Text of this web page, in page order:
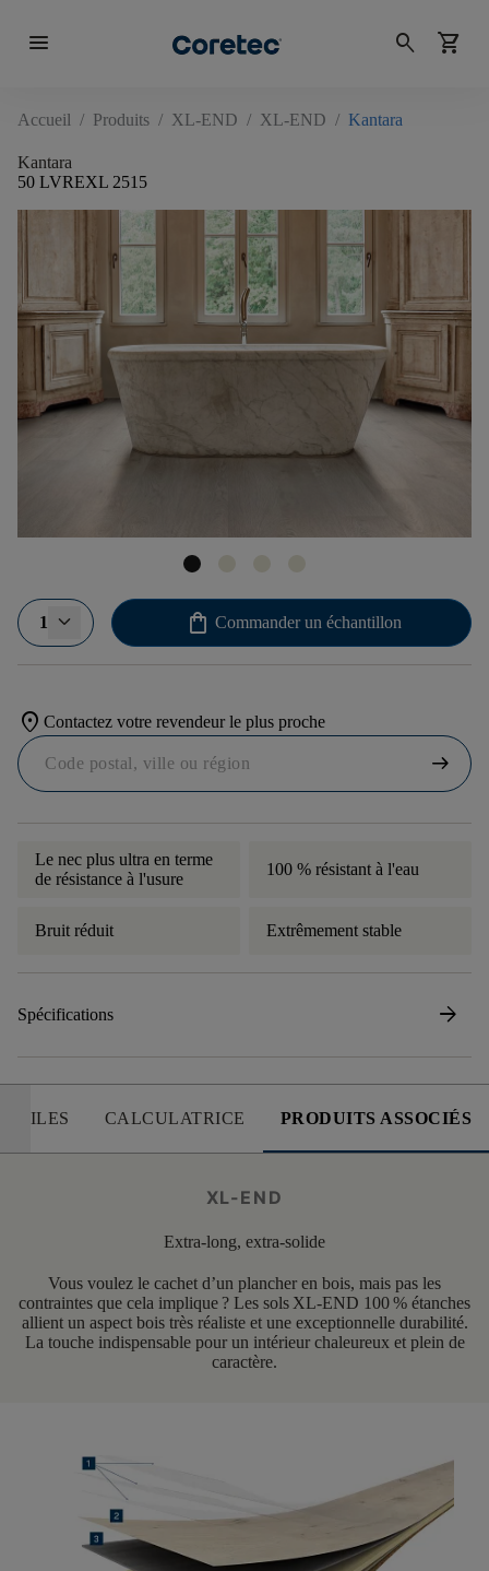
menu search shopping_cart
Accueil / Produits / XL-END / XL-END / Kantara
Kantara
50 LVREXL 2515
1 shopping_bag Commander un échantillon
location_on Contactez votre revendeur le plus proche
arrow_right_alt
Le nec plus ultra en terme
de résistance à l'usure
100 % résistant à l'eau
Bruit réduit Extrêmement stable
Spécifications arrow_forward
CALCULATRICE PRODUITS ASSOCIÉS
XL-END
Extra-long, extra-solide
Vous voulez le cachet d’un plancher en bois, mais pas les
contraintes que cela implique ? Les sols XL-END 100 % étanches
allient un aspect bois très réaliste et une exceptionnelle durabilité.
La touche indispensable pour un intérieur chaleureux et plein de
caractère.